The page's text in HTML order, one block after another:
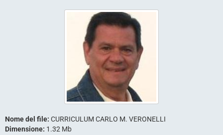
Nome del file: CURRICULUM CARLO M. VERONELLI
Dimensione: 1.32 Mb